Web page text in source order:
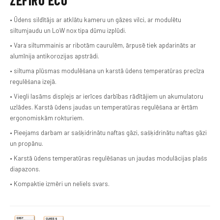
• Ūdens sildītājs ar atklātu kameru un gāzes vilci, ar modulētu
siltumjaudu un LoW nox tipa dūmu izplūdi.
• Vara siltummainis ar ribotām caurulēm, ārpusē tiek apdarināts ar
alumīnija antikorozijas apstrādi.
• siltuma plūsmas modulēšana un karstā ūdens temperatūras precīza
regulēšana izejā.
• Viegli lasāms displejs ar ierīces darbības rādītājiem un akumulatoru
uzlādes. Karstā ūdens jaudas un temperatūras regulēšana ar ērtām
ergonomiskām rokturiem.
• Pieejams darbam ar sašķidrinātu naftas gāzi, sašķidrinātu naftas gāzi
un propānu.
• Karstā ūdens temperatūras regulēšanas un jaudas modulācijas plašs
diapazons.
• Kompaktie izmēri un neliels svars.